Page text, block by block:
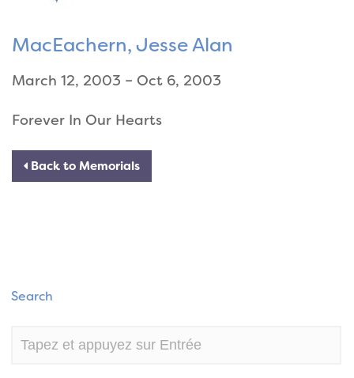
MacEachern, Jesse Alan
March 12, 2003 – Oct 6, 2003
Forever In Our Hearts
Back to Memorials
Search